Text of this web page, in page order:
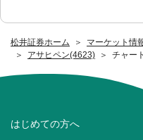
松井証券ホーム
マーケット情
アサヒペン(4623)
チャート
はじめての方へ